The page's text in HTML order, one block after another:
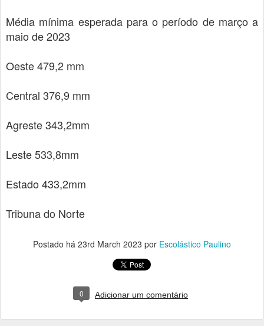
Média mínima esperada para o período de março a
maio de 2023
Oeste 479,2 mm
Central 376,9 mm
Agreste 343,2mm
Leste 533,8mm
Estado 433,2mm
Tribuna do Norte
Postado há 23rd March 2023 por Escolástico Paulino
0 Adicionar um comentário